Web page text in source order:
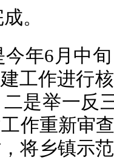
。
年6月中
工作进行
是举一反
作重新审
将乡镇示